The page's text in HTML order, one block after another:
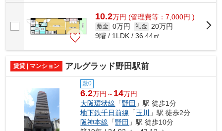
10.2万円 (管理費等：7,000円 )
敷金 0万円 礼金 20万円
9階 / 1LDK / 36.44㎡
賃貸 | マンション アルグラッド野田駅前
敷0
6.2万円～ 14万円
大阪環状線 「野田 」駅 徒歩1分
地下鉄千日前線 「玉川 」駅 徒歩2分
阪神本線 「野田 」駅 徒歩10分